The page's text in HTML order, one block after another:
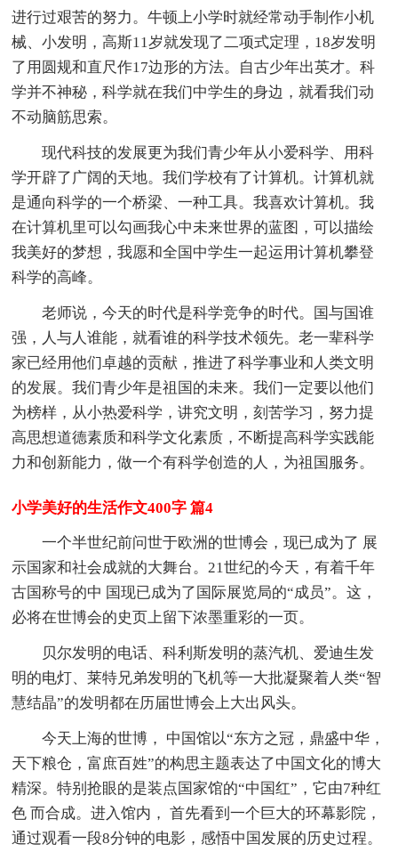
进行过艰苦的努力。牛顿上小学时就经常动手制作小机
械、小发明，高斯11岁就发现了二项式定理，18岁发明
了用圆规和直尺作17边形的方法。自古少年出英才。科
学并不神秘，科学就在我们中学生的身边，就看我们动
不动脑筋思索。
现代科技的发展更为我们青少年从小爱科学、用科
学开辟了广阔的天地。我们学校有了计算机。计算机就
是通向科学的一个桥梁、一种工具。我喜欢计算机。我
在计算机里可以勾画我心中未来世界的蓝图，可以描绘
我美好的梦想，我愿和全国中学生一起运用计算机攀登
科学的高峰。
老师说，今天的时代是科学竞争的时代。国与国谁
强，人与人谁能，就看谁的科学技术领先。老一辈科学
家已经用他们卓越的贡献，推进了科学事业和人类文明
的发展。我们青少年是祖国的未来。我们一定要以他们
为榜样，从小热爱科学，讲究文明，刻苦学习，努力提
高思想道德素质和科学文化素质，不断提高科学实践能
力和创新能力，做一个有科学创造的人，为祖国服务。
小学美好的生活作文400字 篇4
一个半世纪前问世于欧洲的世博会，现已成为了 展
示国家和社会成就的大舞台。21世纪的今天，有着千年
古国称号的中 国现已成为了国际展览局的“成员”。这，
必将在世博会的史页上留下浓墨重彩的一页。
贝尔发明的电话、科利斯发明的蒸汽机、爱迪生发
明的电灯、莱特兄弟发明的飞机等一大批凝聚着人类“智
慧结晶”的发明都在历届世博会上大出风头。
今天上海的世博， 中国馆以“东方之冠，鼎盛中华，
天下粮仓，富庶百姓”的构思主题表达了中国文化的博大
精深。特别抢眼的是装点国家馆的“中国红”，它由7种红
色 而合成。进入馆内， 首先看到一个巨大的环幕影院，
通过观看一段8分钟的电影，感悟中国发展的历史过程。